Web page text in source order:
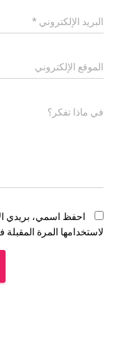
البريد الإلكتروني *
الموقع الإلكتروني
في ماذا تفكر؟
احفظ اسمي، بريدي
لاستخدامها المرة المقبلة